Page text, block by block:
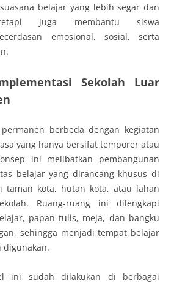
belajar yang lebih segar dan
tetapi juga membantu siswa
emosional, sosial, serta
Sekolah Luar
berbeda dengan kegiatan
yang hanya bersifat temporer atau
ini melibatkan pembangunan
belajar yang dirancang khusus di
taman kota, hutan kota, atau lahan
Ruang-ruang ini dilengkapi
papan tulis, meja, dan bangku
sehingga menjadi tempat belajar
digunakan.
ini sudah dilakukan di berbagai